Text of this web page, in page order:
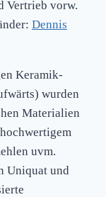
Vertrieb vorw.
Dennis
Keramik-
wurden
Materialien
uvm.
Uniquat und